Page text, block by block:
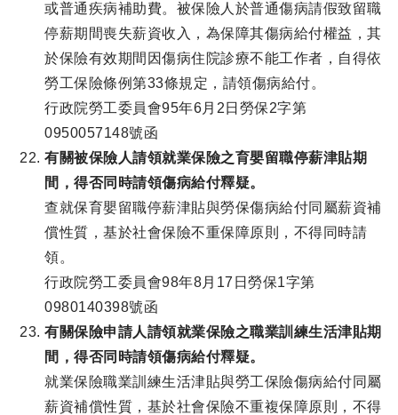
或普通疾病補助費。被保險人於普通傷病請假致留職
停薪期間喪失薪資收入，為保障其傷病給付權益，其
於保險有效期間因傷病住院診療不能工作者，自得依
勞工保險條例第33條規定，請領傷病給付。
行政院勞工委員會95年6月2日勞保2字第
0950057148號函
有關被保險人請領就業保險之育嬰留職停薪津貼期
間，得否同時請領傷病給付釋疑。
查就保育嬰留職停薪津貼與勞保傷病給付同屬薪資補
償性質，基於社會保險不重保障原則，不得同時請
領。
行政院勞工委員會98年8月17日勞保1字第
0980140398號函
有關保險申請人請領就業保險之職業訓練生活津貼期
間，得否同時請領傷病給付釋疑。
就業保險職業訓練生活津貼與勞工保險傷病給付同屬
薪資補償性質，基於社會保險不重複保障原則，不得